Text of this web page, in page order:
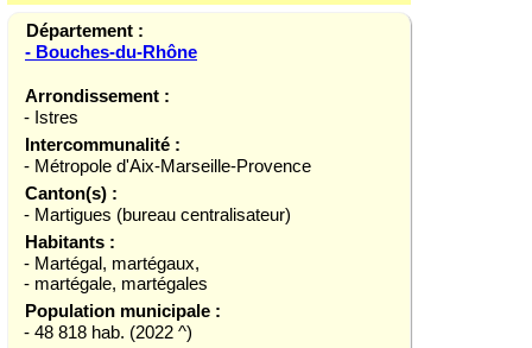
Département :
- Bouches-du-Rhône
Arrondissement :
- Istres
Intercommunalité :
- Métropole d'Aix-Marseille-Provence
Canton(s) :
- Martigues (bureau centralisateur)
Habitants :
- Martégal, martégaux,
- martégale, martégales
Population municipale :
- 48 818 hab. (2022 ^)